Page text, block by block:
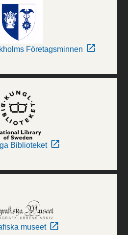
Företagsminnen
Biblioteket
museet